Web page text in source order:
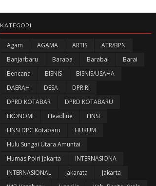
KATEGORI
Agam AGAMA ARTIS
ATR/BPN
Banjarbaru
Baraba Barabai
Barai
Bencana
BISNIS
BISNIS/USAHA
DAERAH
DESA
DPR RI
DPRD KOTABAR
DPRD KOTABARU
EKONOMI
Headline
HNSI
HNSI DPC Kotabaru
HUKUM
Hulu Sungai Utara Amuntai
Humas Polri Jakarta
INTERNASIONA
INTERNASIONAL
Jakarata
Jakarta